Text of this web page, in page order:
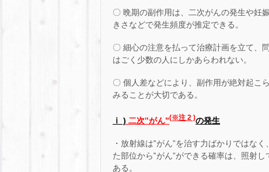
〇 晩期の副作用は、二次がんの発生や妊
きさなどで発生頻度が推定できる。
〇 細心の注意を払って治療計画を立て、
はごく少数の人にしかあらわれない。
〇 個人差などにより、副作用が絶対起こ
みることが大切である。
ⅰ ) 二次‟がん”(※注 2 )の発生
・放射線は‟がん”を治す力ばかりではな
た部位から‟がん”ができる確率は、照射
ある。